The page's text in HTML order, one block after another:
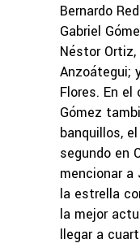
Bernardo
Gabriel
Néstor Ortiz,
Anzoátegui;
Flores. En el
Gómez
banquillos,
segundo en
mencionar a
la estrella
la mejor
llegar a